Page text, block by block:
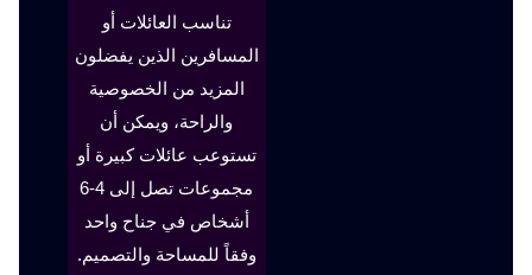
تناسب العائلات أو
المسافرين الذين يفضلون
المزيد من الخصوصية
والراحة، ويمكن أن
تستوعب عائلات كبيرة أو
مجموعات تصل إلى 4-6
أشخاص في جناح واحد
وفقاً للمساحة والتصميم.